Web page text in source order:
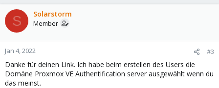
S Solarstorm
Member
Jan 4, 2022 #3
Danke für deinen Link. Ich habe beim erstellen des Users die
Domäne Proxmox VE Authentification server ausgewählt wenn du
das meinst.